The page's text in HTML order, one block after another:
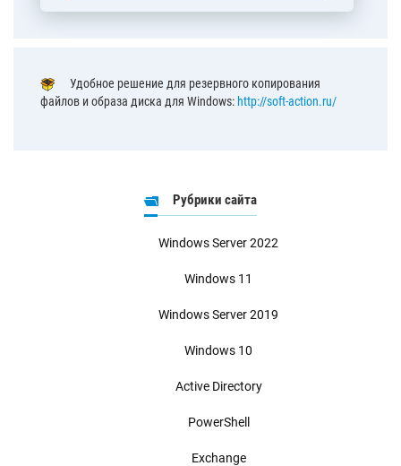
Удобное решение для резервного копирования
файлов и образа диска для Windows: http://soft-action.ru/
Рубрики сайта
Windows Server 2022
Windows 11
Windows Server 2019
Windows 10
Active Directory
PowerShell
Exchange